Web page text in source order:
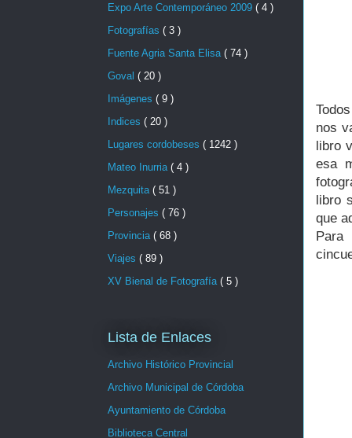
nos
libro
esa
libro
que
Expo Arte Contemporáneo 2009 ( 4 )
Fotografías ( 3 )
Fuente Agria Santa Elisa ( 74 )
Goval ( 20 )
Imágenes ( 9 )
Indices ( 20 )
Lugares cordobeses ( 1242 )
Mateo Inurria ( 4 )
Mezquita ( 51 )
Personajes ( 76 )
Provincia ( 68 )
Viajes ( 89 )
XV Bienal de Fotografía ( 5 )
Lista de Enlaces
Archivo Histórico Provincial
Archivo Municipal de Córdoba
Ayuntamiento de Córdoba
Biblioteca Central